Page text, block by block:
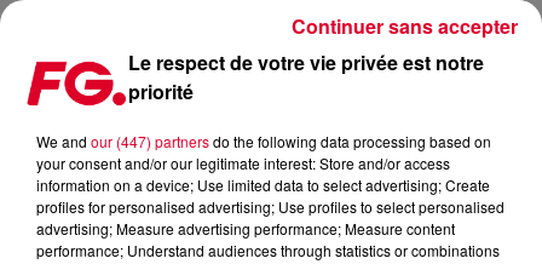
MAINSTAGE : LOUIS THE CHILD
Le respect de votre vie privée est notre
priorité
We and our (447) partnersdo the following data processing based on
your consent and/or our legitimate interest: Store and/or access
information on a device; Use limited data to select advertising; Create
profiles for personalised advertising; Use profiles to select personalised
advertising; Measure advertising performance; Measure content
performance; Understand audiences through statistics or combinations
Continuer sans accepter